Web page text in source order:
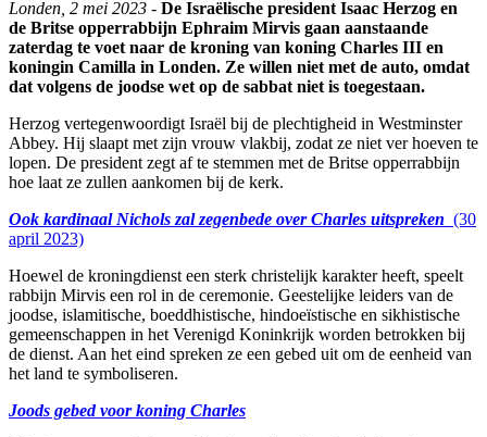
Londen, 2 mei 2023 - De Israëlische president Isaac Herzog en
de Britse opperrabbijn Ephraim Mirvis gaan aanstaande
zaterdag te voet naar de kroning van koning Charles III en
koningin Camilla in Londen. Ze willen niet met de auto, omdat
dat volgens de joodse wet op de sabbat niet is toegestaan.
Herzog vertegenwoordigt Israël bij de plechtigheid in Westminster
Abbey. Hij slaapt met zijn vrouw vlakbij, zodat ze niet ver hoeven te
lopen. De president zegt af te stemmen met de Britse opperrabbijn
hoe laat ze zullen aankomen bij de kerk.
Ook kardinaal Nichols zal zegenbede over Charles uitspreken (30
april 2023)
Hoewel de kroningdienst een sterk christelijk karakter heeft, speelt
rabbijn Mirvis een rol in de ceremonie. Geestelijke leiders van de
joodse, islamitische, boeddhistische, hindoeïstische en sikhistische
gemeenschappen in het Verenigd Koninkrijk worden betrokken bij
de dienst. Aan het eind spreken ze een gebed uit om de eenheid van
het land te symboliseren.
Joods gebed voor koning Charles